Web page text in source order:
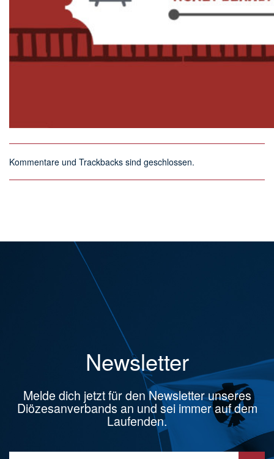
Kommentare und Trackbacks sind geschlossen.
Newsletter
Melde dich jetzt für den Newsletter unseres
Diözesanverbands an und sei immer auf dem
Laufenden.